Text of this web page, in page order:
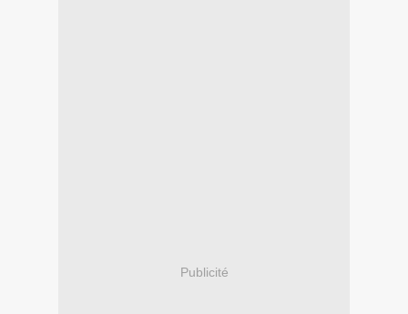
Publicité